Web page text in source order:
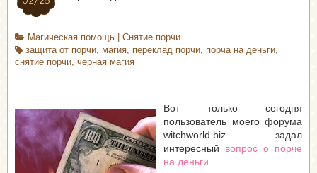
Магическая помощь| Снятие порчи
защита от порчи, магия, переклад порчи, порча на деньги,
снятие порчи, черная магия
Вот только сегодня
пользователь моего форума
witchworld.biz задал
интересный вопрос о порче
на деньги